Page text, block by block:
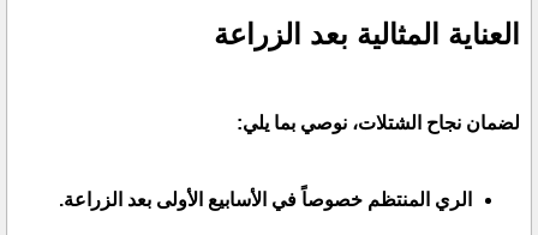
العناية المثالية بعد الزراعة
لضمان نجاح الشتلات، نوصي بما يلي:
الري المنتظم خصوصاً في الأسابيع الأولى بعد الزراعة.